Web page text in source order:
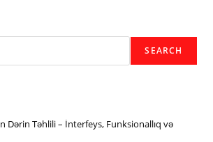
SEARCH
Dərin Təhlili – İnterfeys, Funksionallıq və